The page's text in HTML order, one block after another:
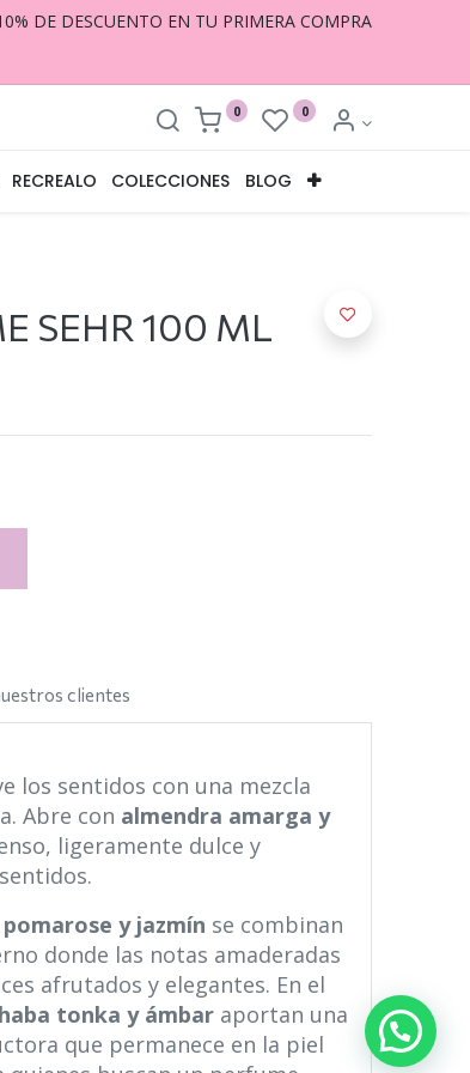
DE DESCUENTO EN TU PRIMERA COMPRA
0 0
RECREALO COLECCIONES BLOG
SEHR 100 ML
clientes
los sentidos con una mezcla
Abre con almendra amarga y
ligeramente dulce y
y jazmín se combinan
donde las notas amaderadas
afrutados y elegantes. En el
tonka y ámbar aportan una
que permanece en la piel